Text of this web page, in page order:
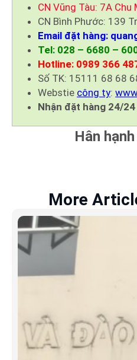
CN Vũng Tàu: 7A Chu
CN Bình Phước: 139
Email đặt hàng:
Tel: 028 – 6680 –
Hotline: 0989 366
Số TK: 15111 68 68
Webstie công ty:
Nhận đặt hàng 24/
Hân
More